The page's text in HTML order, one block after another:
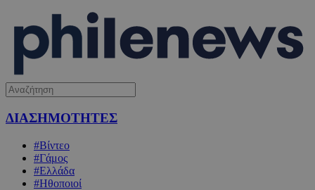
ΔΙΑΣΗΜΟΤΗΤΕΣ
#Βίντεο
#Γάμος
#Ελλάδα
#Ηθοποιοί